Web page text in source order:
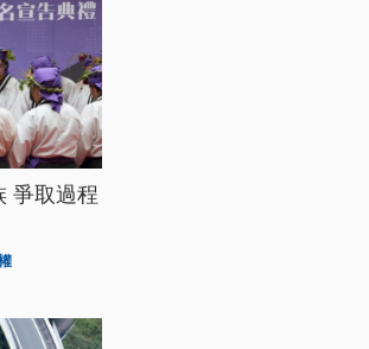
爭取過程